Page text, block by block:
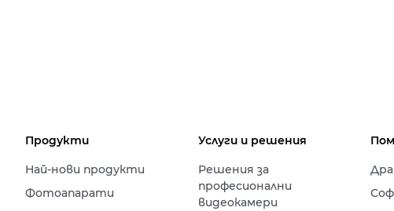
Продукти
Най-нови продукти
Фотоапарати
Услуги и решения
Решения за
професионални
видеокамери